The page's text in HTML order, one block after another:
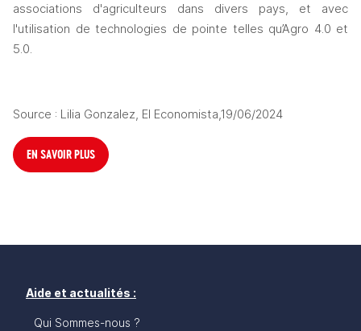
associations d'agriculteurs dans divers pays, et avec
l'utilisation de technologies de pointe telles qu’Agro 4.0 et
5.0.
Source : Lilia Gonzalez, El Economista,19/06/2024
EN SAVOIR PLUS
Aide et actualités :
Qui Sommes-nous ?